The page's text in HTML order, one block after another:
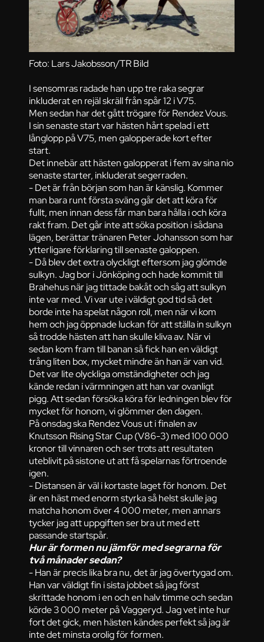
Foto: Lars Jakobsson/TR Bild
I sensomras radade han upp tre raka segrar
inkluderat en rejäl skräll från spår 12 i V75.
Men sedan har det gått trögare för Rendez Vous.
I sin senaste start var hästen hårt spelad i ett
långlopp på V75, men galopperade kort efter
start.
Det innebär att hästen galopperat i fem av sina nio
senaste starter, inkluderat segerraden.
- Det är från början som han är känslig. Kommer
man bara runt första sväng går det att köra för
fullt, men innan dess får man bara hålla i och köra
rakt fram. Det går inte att söka position i sådana
lägen, berättar tränaren Peter Johansson som har
ytterligare förklaring till senaste galoppen.
- Då blev det extra olyckligt eftersom jag glömde
sulkyn. Jag bor i Jönköping och hade kommit till
Brahehus när jag tittade bakåt och såg att sulkyn
inte var med. Vi var ute i väldigt god tid så det
borde inte ha spelat någon roll, men när vi kom
hem och jag öppnade luckan för att ställa in sulkyn
så trodde hästen att han skulle kliva av. När vi
sedan kom fram till banan så fick han en väldigt
trång liten box, mycket mindre än han är van vid.
Det var lite olyckliga omständigheter och jag
kände redan i värmningen att han var ovanligt
pigg. Att sedan försöka köra för ledningen blev för
mycket för honom, vi glömmer den dagen.
På onsdag ska Rendez Vous ut i finalen av
Knutsson Rising Star Cup (V86-3) med 100 000
kronor till vinnaren och ser trots att resultaten
uteblivit på sistone ut att få spelarnas förtroende
igen.
- Distansen är väl i kortaste laget för honom. Det
är en häst med enorm styrka så helst skulle jag
matcha honom över 4 000 meter, men annars
tycker jag att uppgiften ser bra ut med ett
passande startspår.
Hur är formen nu jämför med segrarna för
två månader sedan?
- Han är precis lika bra nu, det är jag övertygad om.
Han var väldigt fin i sista jobbet så jag först
skrittade honom i en och en halv timme och sedan
körde 3 000 meter på Vaggeryd. Jag vet inte hur
fort det gick, men hästen kändes perfekt så jag är
inte det minsta orolig för formen.